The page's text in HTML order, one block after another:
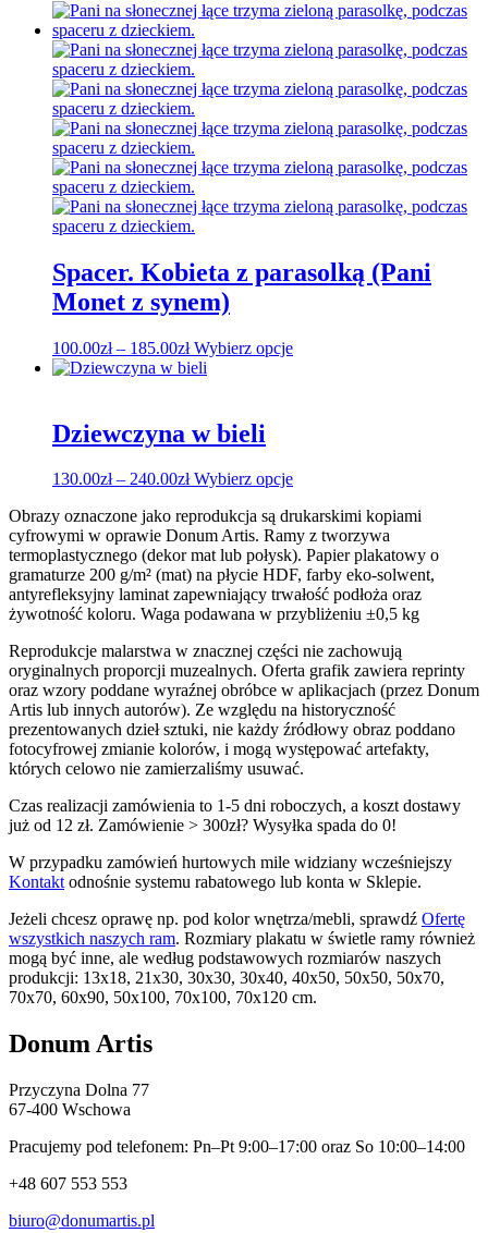
cen:
od
130.00zł
do
300.00zł
produkt
wiele
Opcje
wybrać
stronie
Spacer. Kobieta z parasolką (Pani
Monet z synem)
100.00zł – 185.00złZakres
cen:
185.00zł
Wybierz opcjeTen
wybrać
stronie
produktu
Dziewczyna w bieli
130.00zł – 240.00złZakres
od
130.00zł
do
240.00zł
Wybierz opcjeTen
ma
wiele
wariantów.
Opcje
można
wybrać
stronie
produktu
Obrazy oznaczone jako reprodukcja są drukarskimi kopiami
cyfrowymi w oprawie Donum Artis. Ramy z tworzywa
termoplastycznego (dekor mat lub połysk). Papier plakatowy o
gramaturze 200 g/m² (mat) na płycie HDF, farby eko-solwent,
antyrefleksyjny laminat zapewniający trwałość podłoża oraz
żywotność koloru. Waga podawana w przybliżeniu ±0,5 kg
Reprodukcje malarstwa w znacznej części nie zachowują
oryginalnych proporcji muzealnych. Oferta grafik zawiera reprinty
oraz wzory poddane wyraźnej obróbce w aplikacjach (przez Donum
Artis lub innych autorów). Ze względu na historyczność
prezentowanych dzieł sztuki, nie każdy źródłowy obraz poddano
fotocyfrowej zmianie kolorów, i mogą występować artefakty,
których celowo nie zamierzaliśmy usuwać.
Czas realizacji zamówienia to 1-5 dni roboczych, a koszt dostawy
już od 12 zł. Zamówienie > 300zł? Wysyłka spada do 0!
W przypadku zamówień hurtowych mile widziany wcześniejszy
Kontaktodnośnie systemu rabatowego lub konta w Sklepie.
Jeżeli chcesz oprawę np. pod kolor wnętrza/mebli, sprawdź Ofertę
wszystkich naszych ram. Rozmiary plakatu w świetle ramy również
mogą być inne, ale według podstawowych rozmiarów naszych
produkcji: 13x18, 21x30, 30x30, 30x40, 40x50, 50x50, 50x70,
70x70, 60x90, 50x100, 70x100, 70x120 cm.
Donum Artis
Przyczyna Dolna 77
67-400 Wschowa
Pracujemy pod telefonem: Pn–Pt 9:00–17:00 oraz So 10:00–14:00
+48 607 553 553
biuro@donumartis.pl